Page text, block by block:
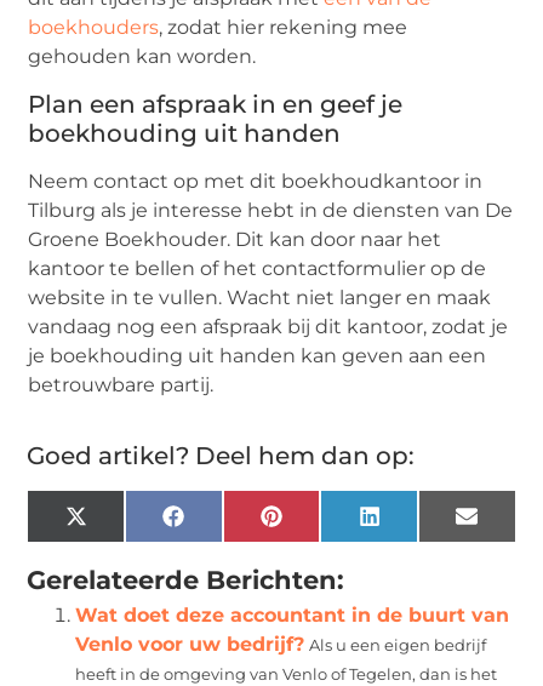
boekhouders, zodat hier rekening mee
gehouden kan worden.
Plan een afspraak in en geef je
boekhouding uit handen
Neem contact op met dit boekhoudkantoor in
Tilburg als je interesse hebt in de diensten van De
Groene Boekhouder. Dit kan door naar het
kantoor te bellen of het contactformulier op de
website in te vullen. Wacht niet langer en maak
vandaag nog een afspraak bij dit kantoor, zodat je
je boekhouding uit handen kan geven aan een
betrouwbare partij.
Goed artikel? Deel hem dan op:
X
(Twitter)
FacebookPinterest LinkedIn Email
Gerelateerde Berichten:
Wat doet deze accountant in de buurt van
Venlo voor uw bedrijf? Als u een eigen bedrijf
heeft in de omgeving van Venlo of Tegelen, dan is het